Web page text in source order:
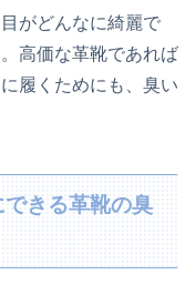
がどんなに綺麗で
高価な革靴であれば
履くためにも、臭い
きる革靴の臭